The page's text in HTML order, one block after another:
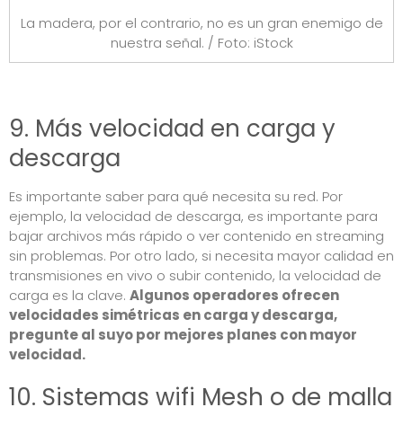
La madera, por el contrario, no es un gran enemigo de
nuestra señal. / Foto: iStock
9. Más velocidad en carga y
descarga
Es importante saber para qué necesita su red. Por
ejemplo, la velocidad de descarga, es importante para
bajar archivos más rápido o ver contenido en streaming
sin problemas. Por otro lado, si necesita mayor calidad en
transmisiones en vivo o subir contenido, la velocidad de
carga es la clave. Algunos operadores ofrecen
velocidades simétricas en carga y descarga,
pregunte al suyo por mejores planes con mayor
velocidad.
10. Sistemas wifi Mesh o de malla